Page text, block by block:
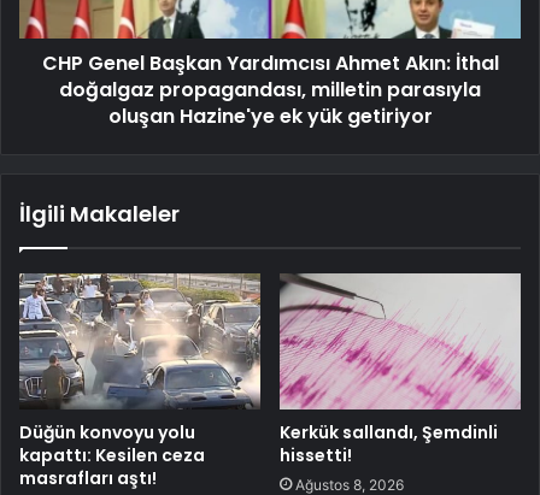
CHP Genel Başkan Yardımcısı Ahmet Akın: İthal
doğalgaz propagandası, milletin parasıyla
oluşan Hazine'ye ek yük getiriyor
İlgili Makaleler
Düğün konvoyu yolu
kapattı: Kesilen ceza
masrafları aştı!
Kerkük sallandı, Şemdinli
hissetti!
Ağustos 8, 2026